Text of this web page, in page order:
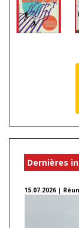
Dernières
15.07.2026 |